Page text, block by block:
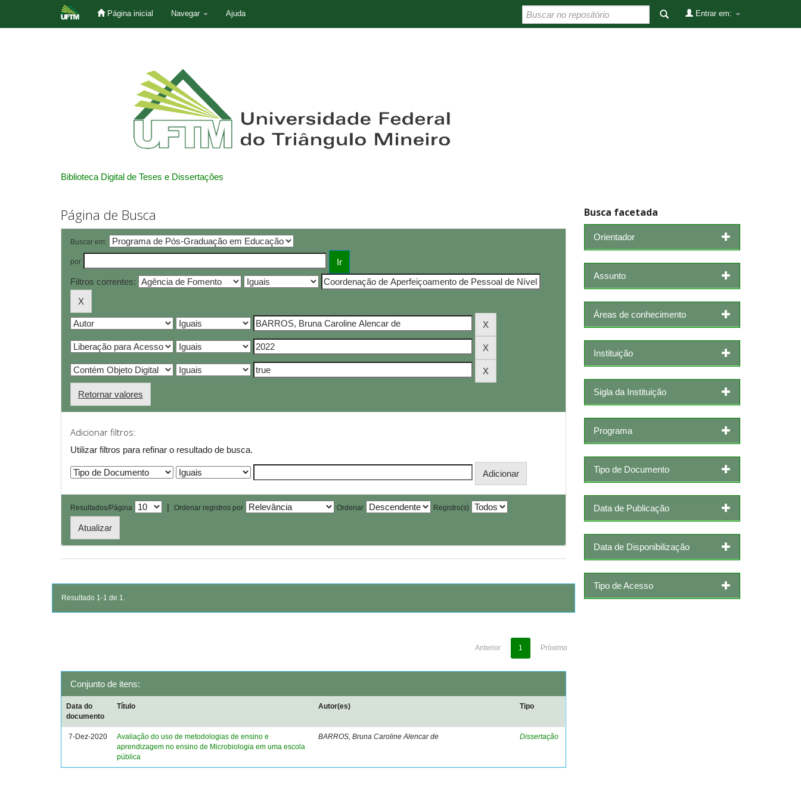
Página inicial Navegar Ajuda Entrar em:
Biblioteca Digital de Teses e Dissertações
Página de Busca
Buscar em:
por
Filtros correntes:
Retornar valores
Adicionar filtros:
Utilizar filtros para refinar o resultado de busca.
Resultados/Página | Ordenar registros por Ordenar Registro(s)
Resultado 1-1 de 1.
Anterior 1 Próximo
Conjunto de itens:
Data do
documento
Título Autor(es) Tipo
7-Dez-2020
Avaliação do uso de metodologias de ensino e
aprendizagem no ensino de Microbiologia em uma escola
pública
BARROS, Bruna Caroline Alencar de Dissertação
Busca facetada
Orientador
Assunto
Áreas de conhecimento
Instituição
Sigla da Instituição
Programa
Tipo de Documento
Data de Publicação
Data de Disponibilização
Tipo de Acesso